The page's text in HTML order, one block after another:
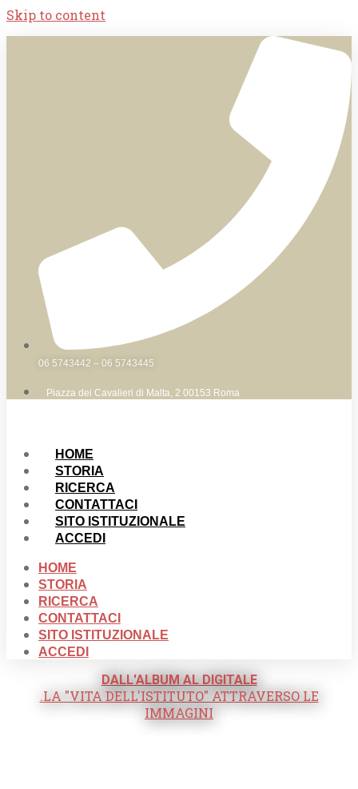
Skip to content
06 5743442 – 06 5743445
Piazza dei Cavalieri di Malta, 2 00153 Roma
HOME
STORIA
RICERCA
CONTATTACI
SITO ISTITUZIONALE
ACCEDI
HOME
STORIA
RICERCA
CONTATTACI
SITO ISTITUZIONALE
ACCEDI
DALL'ALBUM AL DIGITALE
.LA "VITA DELL'ISTITUTO" ATTRAVERSO LE
IMMAGINI